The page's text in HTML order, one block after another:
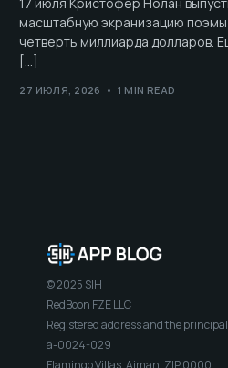
масштабную экранизацию
четверть миллиарда долларов.
[…]
27 ИЮЛЯ, 2026 1 MIN READ
© 2025 SIH
RedBoon FZE LLC
Registered address and the
a-0024-029
Flamingo Villas, Ajman, ZIP 0000